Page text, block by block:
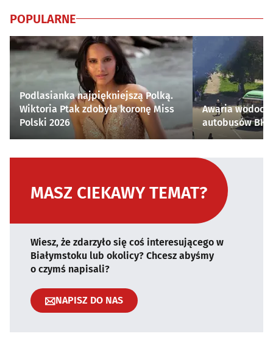
POPULARNE
Podlasianka najpiękniejszą Polką.
Wiktoria Ptak zdobyła koronę Miss
Polski 2026
Awaria
autobusów
MASZ CIEKAWY TEMAT?
Wiesz, że zdarzyło się coś interesującego w
Białymstoku lub okolicy? Chcesz abyśmy
o czymś napisali?
NAPISZ DO NAS